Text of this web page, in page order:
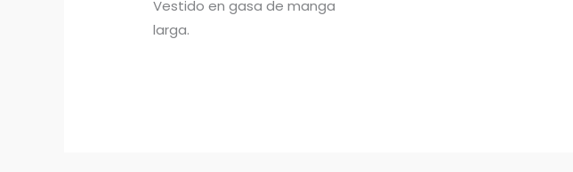
Vestido en gasa de manga
larga.